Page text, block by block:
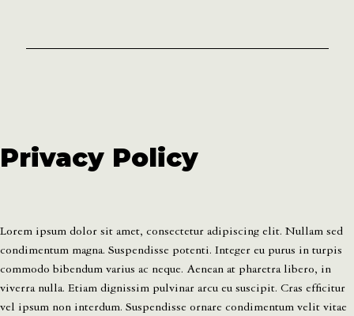
Privacy Policy
Lorem ipsum dolor sit amet, consectetur adipiscing elit. Nullam sed
condimentum magna. Suspendisse potenti. Integer eu purus in turpis
commodo bibendum varius ac neque. Aenean at pharetra libero, in
viverra nulla. Etiam dignissim pulvinar arcu eu suscipit. Cras efficitur
vel ipsum non interdum. Suspendisse ornare condimentum velit vitae